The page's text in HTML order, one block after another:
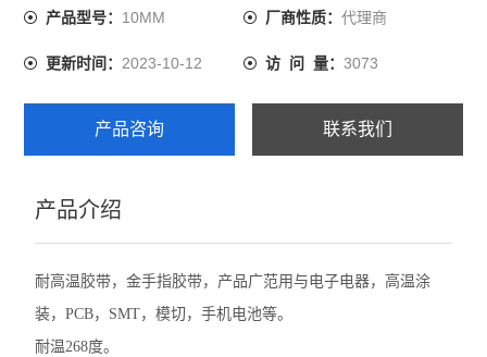
产品型号： 10MM 厂商性质： 代理商
更新时间：2023-10-12 访 问 量： 3073
产品咨询 联系我们
产品介绍
耐高温胶带，金手指胶带，产品广范用与电子电器，高温涂
装，PCB，SMT，模切，手机电池等。
耐温268度。